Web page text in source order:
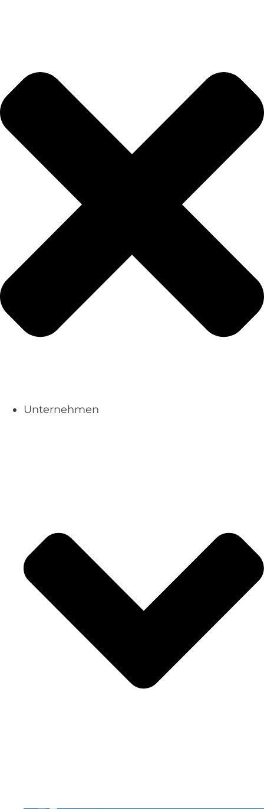
Unternehmen